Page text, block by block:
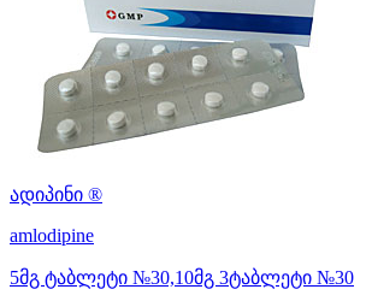
ადიპინი ®
amlodipine
5მგ ტაბლეტი №30,10მგ 3ტაბლეტი №30